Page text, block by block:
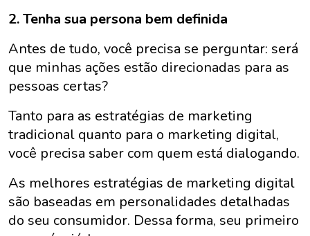
2. Tenha sua persona bem definida
Antes de tudo, você precisa se perguntar: será
que minhas ações estão direcionadas para as
pessoas certas?
Tanto para as estratégias de marketing
tradicional quanto para o marketing digital,
você precisa saber com quem está dialogando.
As melhores estratégias de marketing digital
são baseadas em personalidades detalhadas
do seu consumidor. Dessa forma, seu primeiro